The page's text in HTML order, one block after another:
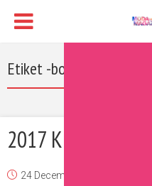
Etiket -bot
2017 Kış Modası
24 December 2016